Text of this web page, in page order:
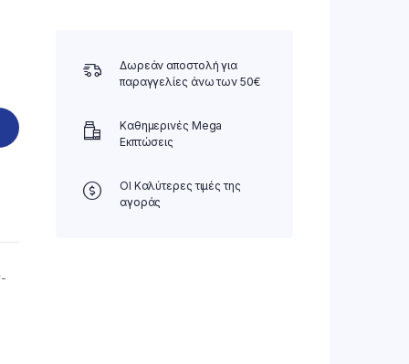
Δωρεάν αποστολή για
παραγγελίες άνω των 50€
Καθημερινές Mega
Εκπτώσεις
ΟΙ Καλύτερες τιμές της
αγοράς